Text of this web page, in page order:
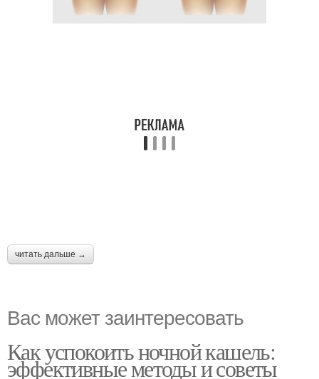
читать дальше →
Вас может заинтересовать
Как успокоить ночной кашель:
эффективные методы и советы